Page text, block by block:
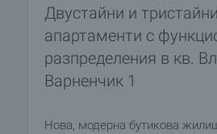
Двустайни и тристайни
апартаменти с
разпределения в кв.
Варненчик 1
Нова, модерна бутикова